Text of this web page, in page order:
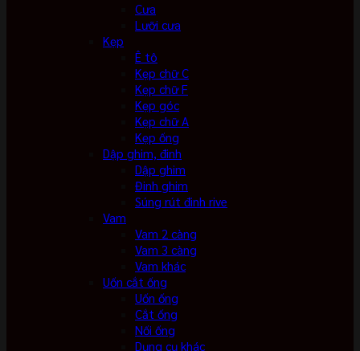
Cưa
Lưỡi cưa
Kẹp
Ê tô
Kẹp chữ C
Kẹp chữ F
Kẹp góc
Kẹp chữ A
Kẹp ống
Dập ghim, đinh
Dập ghim
Đinh ghim
Súng rút đinh rive
Vam
Vam 2 càng
Vam 3 càng
Vam khác
Uốn cắt ống
Uốn ống
Cắt ống
Nối ống
Dụng cụ khác